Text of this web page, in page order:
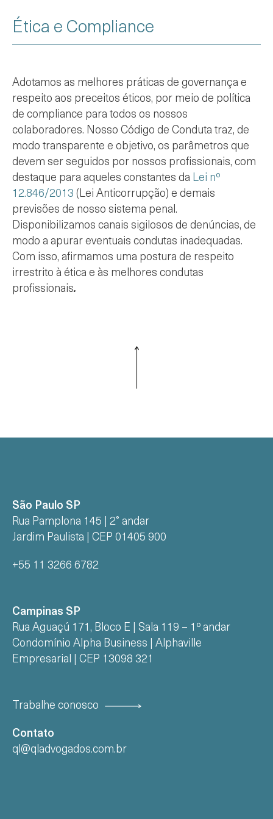
Ética e Compliance
Adotamos as melhores práticas de governança e
respeito aos preceitos éticos, por meio de política
de compliance para todos os nossos
colaboradores. Nosso Código de Conduta traz, de
modo transparente e objetivo, os parâmetros que
devem ser seguidos por nossos profissionais, com
destaque para aqueles constantes da Lei nº
12.846/2013 (Lei Anticorrupção) e demais
previsões de nosso sistema penal.
Disponibilizamos canais sigilosos de denúncias, de
modo a apurar eventuais condutas inadequadas.
Com isso, afirmamos uma postura de respeito
irrestrito à ética e às melhores condutas
profissionais.
São Paulo SP
Rua Pamplona 145 | 2° andar
Jardim Paulista | CEP 01405 900
+55 11 3266 6782
Campinas SP
Rua Aguaçú 171, Bloco E | Sala 119 – 1º andar
Condomínio Alpha Business | Alphaville
Empresarial | CEP 13098 321
Trabalhe conosco
Contato
ql@qladvogados.com.br